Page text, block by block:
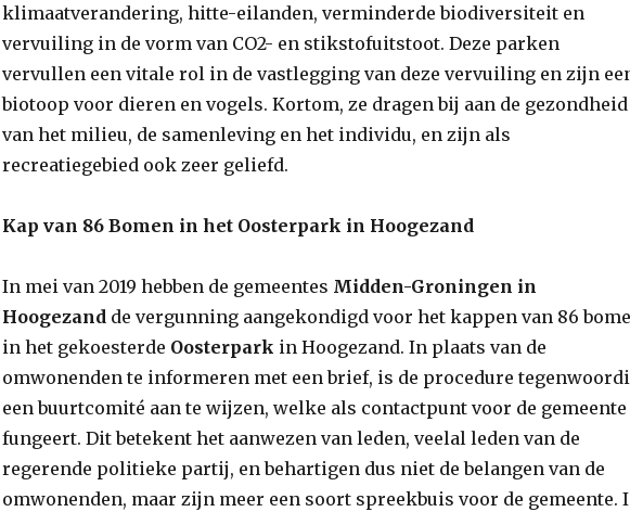
klimaatverandering, hitte-eilanden, verminderde biodiversiteit en
vervuiling in de vorm van CO2- en stikstofuitstoot. Deze parken
vervullen een vitale rol in de vastlegging van deze vervuiling en zijn
biotoop voor dieren en vogels. Kortom, ze dragen bij aan de gezondheid
van het milieu, de samenleving en het individu, en zijn als
recreatiegebied ook zeer geliefd.
Kap van 86 Bomen in het Oosterpark in Hoogezand
In mei van 2019 hebben de gemeentes Midden-Groningen in
Hoogezand de vergunning aangekondigd voor het kappen van 86
in het gekoesterde Oosterpark in Hoogezand. In plaats van de
omwonenden te informeren met een brief, is de procedure
een buurtcomité aan te wijzen, welke als contactpunt voor de gemeente
fungeert. Dit betekent het aanwezen van leden, veelal leden van de
regerende politieke partij, en behartigen dus niet de belangen van de
omwonenden, maar zijn meer een soort spreekbuis voor de gemeente.